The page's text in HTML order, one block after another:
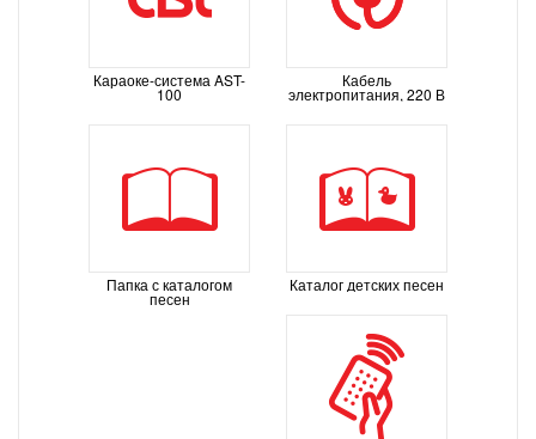
Караоке-система AST-
100
Кабель
электропитания, 220 В
Папка с каталогом
песен
Каталог детских песен